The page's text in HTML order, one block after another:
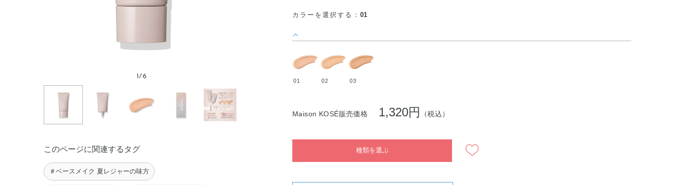
1/6
このページに関連するタグ
＃ベースメイク 夏レジャーの味方
カラーを選択する： 01
01 02 03
Maison KOSÉ販売価格 1,320円 （税込）
種類を選ぶ